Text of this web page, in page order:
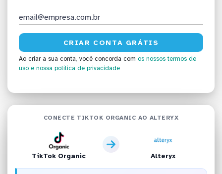
Ao criar a sua conta, você concorda com os nossos termos de
uso e nossa política de privacidade
CONECTE TIKTOK ORGANIC AO ALTERYX
TikTok Organic Alteryx